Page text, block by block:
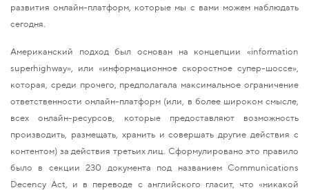
развития онлайн-платформ, которые мы с вами можем наблюдать
сегодня.
Американский подход был основан на концепции «information
superhighway», или «информационное скоростное супер-шоссе»,
которая, среди прочего, предполагала максимальное ограничение
ответственности онлайн-платформ (или, в более широком смысле,
всех онлайн-ресурсов, которые предоставляют возможность
производить, размещать, хранить и совершать другие действия с
контентом) за действия третьих лиц. Сформулировано это правило
было в секции 230 документа под названием Communications
Decency Act, и в переводе с английского гласит, что «никакой